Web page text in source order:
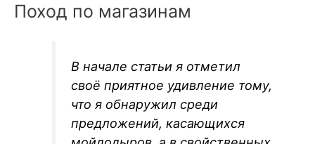
Поход по магазинам
В начале статьи я отметил
своё приятное удивление тому,
что я обнаружил среди
предложений, касающихся